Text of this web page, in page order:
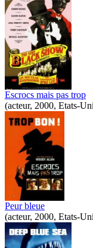
Escrocs mais pas trop
(acteur, 2000, Etats-
Peur bleue
(acteur, 2000, Etats-